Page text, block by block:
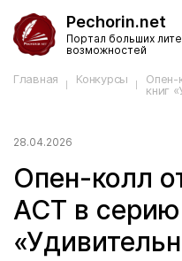
Pechorin.net
Портал больших
возможностей
Главная Конкурсы
Опен-
книг
Опен-колл
АСТ в серию
28.04.2026